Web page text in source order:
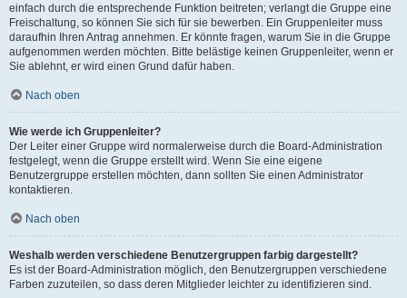
einfach durch die entsprechende Funktion beitreten; verlangt die Gruppe eine
Freischaltung, so können Sie sich für sie bewerben. Ein Gruppenleiter muss
daraufhin Ihren Antrag annehmen. Er könnte fragen, warum Sie in die Gruppe
aufgenommen werden möchten. Bitte belästige keinen Gruppenleiter, wenn er
Sie ablehnt, er wird einen Grund dafür haben.
Nach oben
Wie werde ich Gruppenleiter?
Der Leiter einer Gruppe wird normalerweise durch die Board-Administration
festgelegt, wenn die Gruppe erstellt wird. Wenn Sie eine eigene
Benutzergruppe erstellen möchten, dann sollten Sie einen Administrator
kontaktieren.
Nach oben
Weshalb werden verschiedene Benutzergruppen farbig dargestellt?
Es ist der Board-Administration möglich, den Benutzergruppen verschiedene
Farben zuzuteilen, so dass deren Mitglieder leichter zu identifizieren sind.